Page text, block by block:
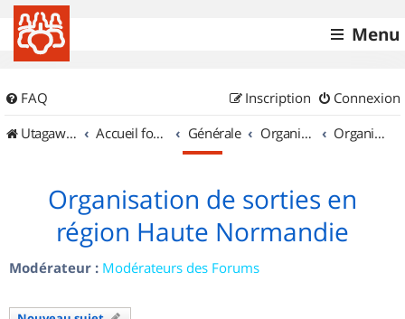
Menu
FAQ Connexion
Inscription
UtagawaVTT (Randos VTT et VTTAE avec traces GPS)
Accueil forum Générale Organisation de sorties & Recherche de partenaires Organisation de sorties en région Haute Normandie
Organisation de sorties en
région Haute Normandie
Modérateur : Modérateurs des Forums